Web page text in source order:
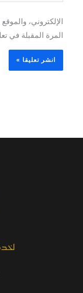
الإلكتروني،
المرة المقبلة في